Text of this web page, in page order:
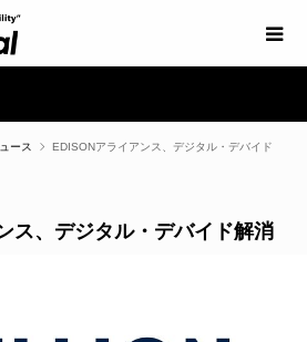
ース
EDISONアライアンス、デジタル・デバイド
ス、デジタル・デバイド解消